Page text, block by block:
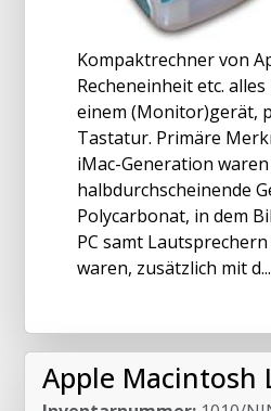
Kompaktrechner von
Recheneinheit etc.
einem (Monitor)gerät,
Tastatur. Primäre
iMac-Generation waren
halbdurchscheinende
Polycarbonat, in dem
PC samt
waren, zusätzlich mit d...
Apple Macintosh